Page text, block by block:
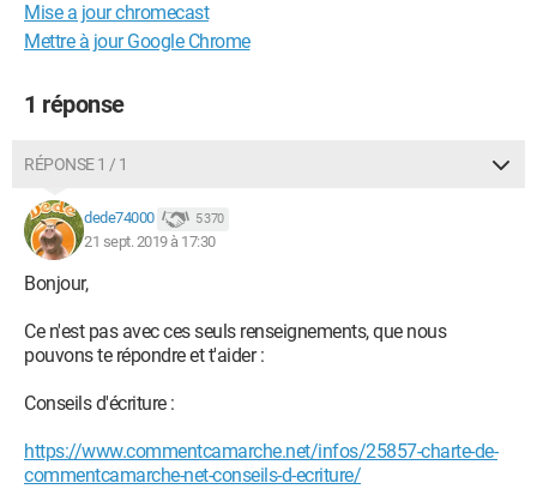
Mise a jour chromecast
Mettre à jour Google Chrome
1 réponse
RÉPONSE 1 / 1
dede74000 5 370
21 sept. 2019 à 17:30
Bonjour,
Ce n'est pas avec ces seuls renseignements, que nous
pouvons te répondre et t'aider :
Conseils d'écriture :
https://www.commentcamarche.net/infos/25857-charte-de-
commentcamarche-net-conseils-d-ecriture/